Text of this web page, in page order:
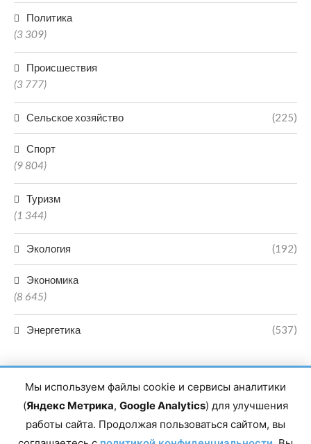
Политика
(3 309)
Происшествия
(3 777)
Сельское хозяйство (225)
Спорт
(9 804)
Туризм
(1 344)
Экология (192)
Экономика
(8 645)
Энергетика (537)
Главный редактор сетевого издания Магомаев Тимур Нухович.
Контакты редакции: 8(988)-292-94-34 Почта: vestiskfo@gmail.com По
Мы используем файлы cookie и сервисы аналитики
(Яндекс Метрика, Google Analytics) для улучшения
работы сайта. Продолжая пользоваться сайтом, вы